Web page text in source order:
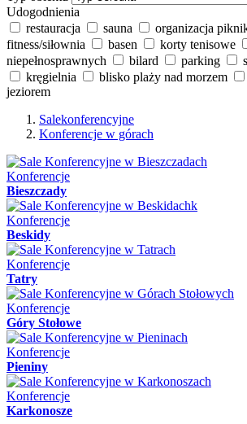
Udogodnienia
restauracja
sauna organizacja
fitness/siłownia
basen korty tenisowe
niepełnosprawnych
bilard parking
kręgielnia
blisko plaży nad morzem
jeziorem
Salekonferencyjne
Konferencje w górach
Konferencje
Bieszczady
Konferencje
Beskidy
Konferencje
Tatry
Konferencje
Góry Stołowe
Konferencje
Pieniny
Konferencje
Karkonosze